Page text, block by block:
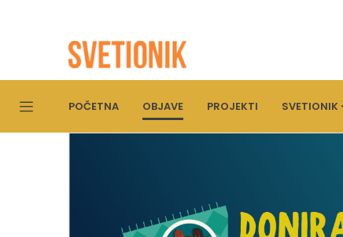
POČETNA OBJAVE PROJEKTI SVETIONIK